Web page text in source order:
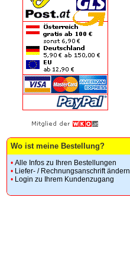
Wo ist meine Bestellung?
• Alle Infos zu Ihren Bestellungen
• Liefer- / Rechnungsanschrift ändern
• Login zu Ihrem Kundenzugang